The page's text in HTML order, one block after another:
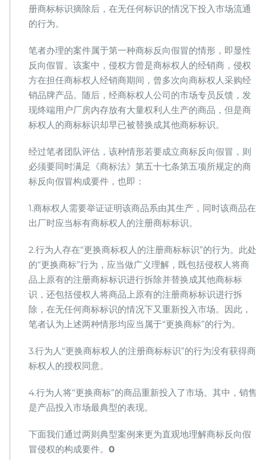
册商标标识摘除后，在无任何标识的情况下投入市场流通
的行为。
笔者办理的案件属于第一种商标反向假冒的情形，即显性
反向假冒。该案中，侵权方曾是商标权人的经销商，侵权
方在担任商标权人经销商期间，曾多次向商标权人采购经
销品牌产品。随后，经商标权人公司的市场专员反馈，发
现终端用户厂房内存放有大量权利人生产的商品，但是商
标权人的商标标识却早已被替换成其他商标标识。
经过笔者团队评估，该种情形若要成立商标反向假冒，则
必须要同时满足《商标法》第五十七条第五项所规定的商
标反向假冒构成要件，也即：
1.商标权人需要举证证明该商品系由其生产，同时该商品在
出厂时应当标有商标权人的注册商标标识。
2.行为人存在“更换商标权人的注册商标标识”的行为。此处
的“更换商标”行为，应当做广义理解，既包括侵权人将商
品上原有的注册商标标识进行拆除并替换成其他商标标
识，还包括侵权人将商品上原有的注册商标标识进行拆
除，在无任何商标标识的情况下又重新投入市场。因此，
笔者认为上述两种情形均应当属于“更换商标”的行为。
3.行为人“更换商标权人的注册商标标识”的行为没有获得商
标权人的授权同意。
4.行为人将“更换商标”的商品重新投入了市场。其中，销售
是产品投入市场最典型的表现。
下面我们通过两则典型案例来更为直观地理解商标反向假
冒侵权的构成要件。 0